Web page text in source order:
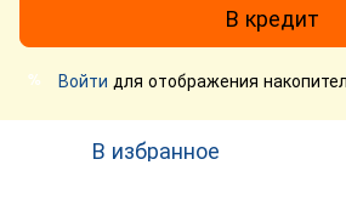
В кредит
% Войти для отображения
В избранное